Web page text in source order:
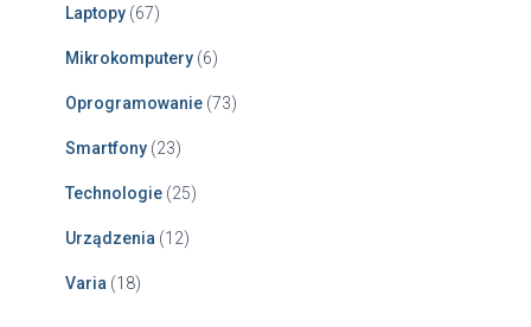
Laptopy (67)
Mikrokomputery (6)
Oprogramowanie (73)
Smartfony (23)
Technologie (25)
Urządzenia (12)
Varia (18)